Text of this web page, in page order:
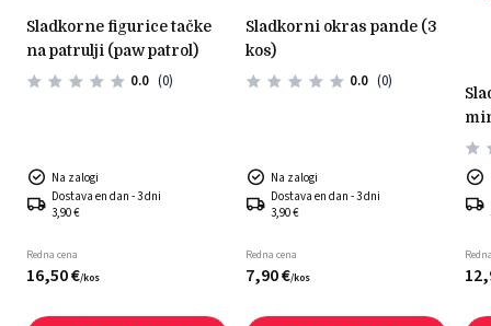
sladkorne figurice tačke
na patrulji (paw patrol)
0.0 (0)
Na zalogi
Dostava en dan - 3 dni
3,90 €
Redna cena
16,50€/kos
sladkorni okras pande (3
kos)
0.0 (0)
Na zalogi
Dostava en dan - 3 dni
3,90 €
Redna cena
7,90€/kos
sladkorni okras -
12,